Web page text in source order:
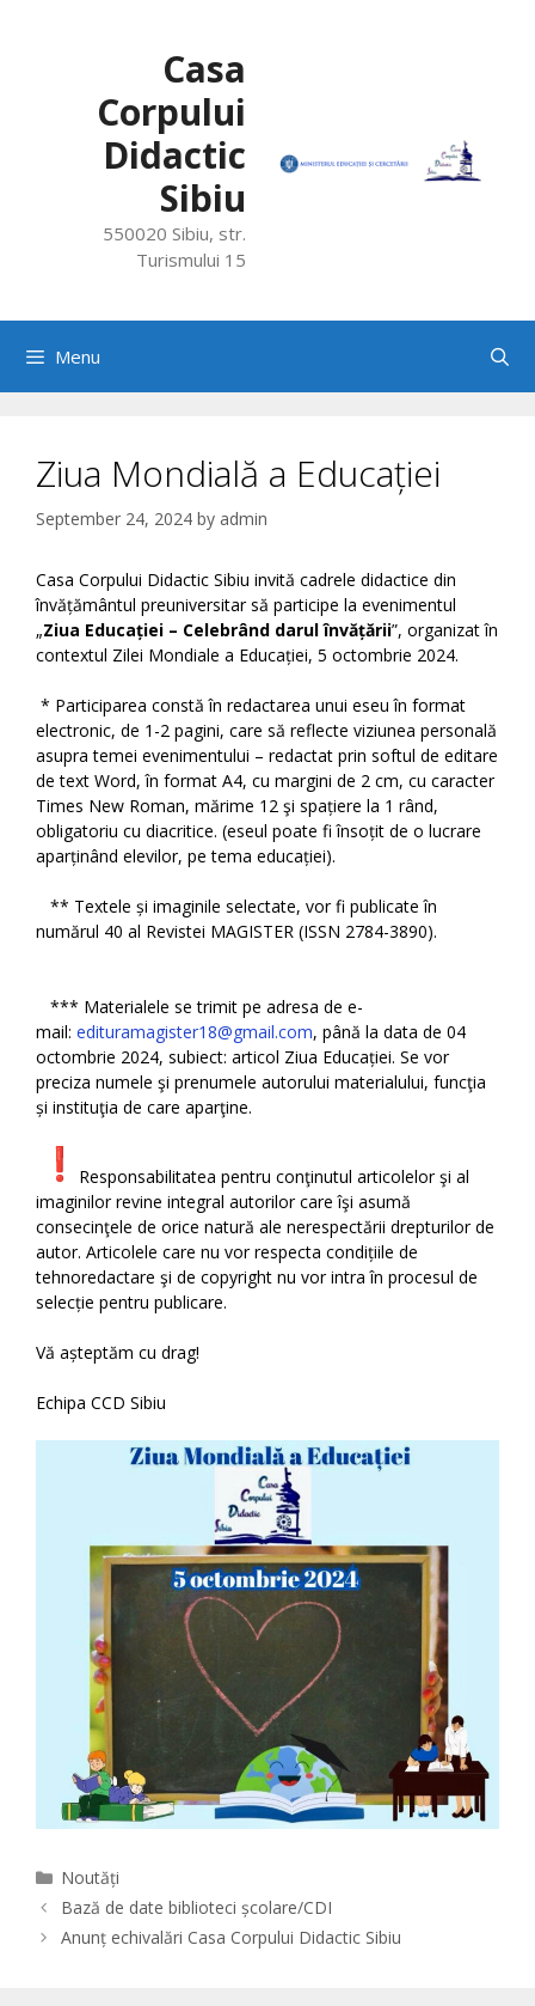
Casa
Corpului
Didactic
Sibiu
550020 Sibiu, str.
Turismului 15
Menu
Ziua Mondială a Educației
September 24, 2024 by admin
Casa Corpului Didactic Sibiu invită cadrele didactice din
învățământul preuniversitar să participe la evenimentul
„Ziua Educației – Celebrând darul învățării”, organizat în
contextul Zilei Mondiale a Educației, 5 octombrie 2024.
* Participarea constă în redactarea unui eseu în format
electronic, de 1-2 pagini, care să reflecte viziunea personală
asupra temei evenimentului – redactat prin softul de editare
de text Word, în format A4, cu margini de 2 cm, cu caracter
Times New Roman, mărime 12 şi spațiere la 1 rând,
obligatoriu cu diacritice. (eseul poate fi însoțit de o lucrare
aparținând elevilor, pe tema educației).
** Textele și imaginile selectate, vor fi publicate în
numărul 40 al Revistei MAGISTER (ISSN 2784-3890).
*** Materialele se trimit pe adresa de e-
mail: edituramagister18@gmail.com, până la data de 04
octombrie 2024, subiect: articol Ziua Educației. Se vor
preciza numele şi prenumele autorului materialului, funcţia
și instituţia de care aparţine.
Responsabilitatea pentru conţinutul articolelor şi al
imaginilor revine integral autorilor care îşi asumă
consecinţele de orice natură ale nerespectării drepturilor de
autor. Articolele care nu vor respecta condițiile de
tehnoredactare şi de copyright nu vor intra în procesul de
selecție pentru publicare.
Vă așteptăm cu drag!
Echipa CCD Sibiu
Categories
Noutăți
Bază de date biblioteci școlare/CDI
Anunț echivalări Casa Corpului Didactic Sibiu